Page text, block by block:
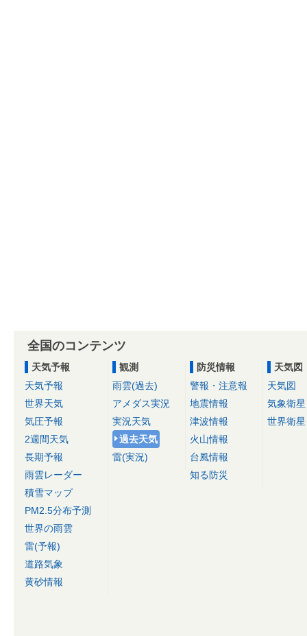
全国のコンテンツ
天気予報
天気予報
世界天気
気圧予報
2週間天気
長期予報
雨雲レーダー
積雪マップ
PM2.5分布予測
世界の雨雲
雷(予報)
道路気象
黄砂情報
観測
雨雲(過去)
アメダス実況
実況天気
過去天気
雷(実況)
防災情報
警報・注意報
地震情報
津波情報
火山情報
台風情報
知る防災
天気図
天気図
気象衛星
世界衛星